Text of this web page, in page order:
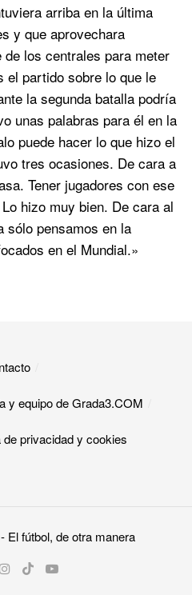
arriba en la última
y que aprovechara
los centrales para meter
el partido sobre lo que le
la segunda batalla podría
unas palabras para él en la
puede hacer lo que hizo el
tres ocasiones. De cara a
Tener jugadores con ese
hizo muy bien. De cara al
pensamos en la
en el Mundial.»
y equipo de Grada3.COM
privacidad y cookies​
- El fútbol, de otra manera